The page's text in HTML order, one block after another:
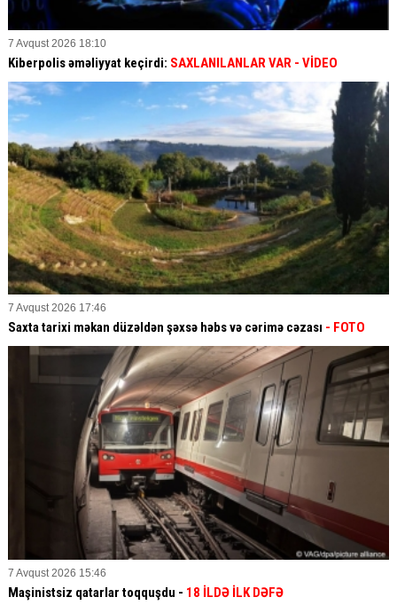
7 Avqust 2026 18:10
Kiberpolis əməliyyat keçirdi: SAXLANILANLAR VAR - VİDEO
7 Avqust 2026 17:46
Saxta tarixi məkan düzəldən şəxsə həbs və cərimə cəzası - FOTO
7 Avqust 2026 15:46
Maşinistsiz qatarlar toqquşdu - 18 İLDƏ İLK DƏFƏ